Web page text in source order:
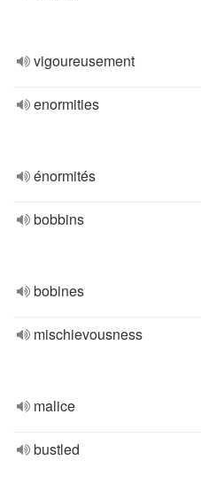
vigoureusement
enormities
énormités
bobbins
bobines
mischievousness
malice
bustled